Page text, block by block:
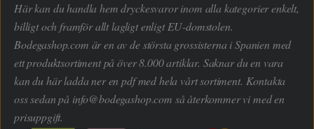
Här kan du handla hem dryckesvaror inom alla kategorier enkelt,
billigt och framför allt lagligt enligt EU-domstolen.
Bodegashop.com är en av de största grossisterna i Spanien med
ett produktsortiment på över 8.000 artiklar. Saknar du en vara
kan du här ladda ner en pdf med hela vårt sortiment. Kontakta
oss sedan på info@bodegashop.com så återkommer vi med en
prisuppgift.